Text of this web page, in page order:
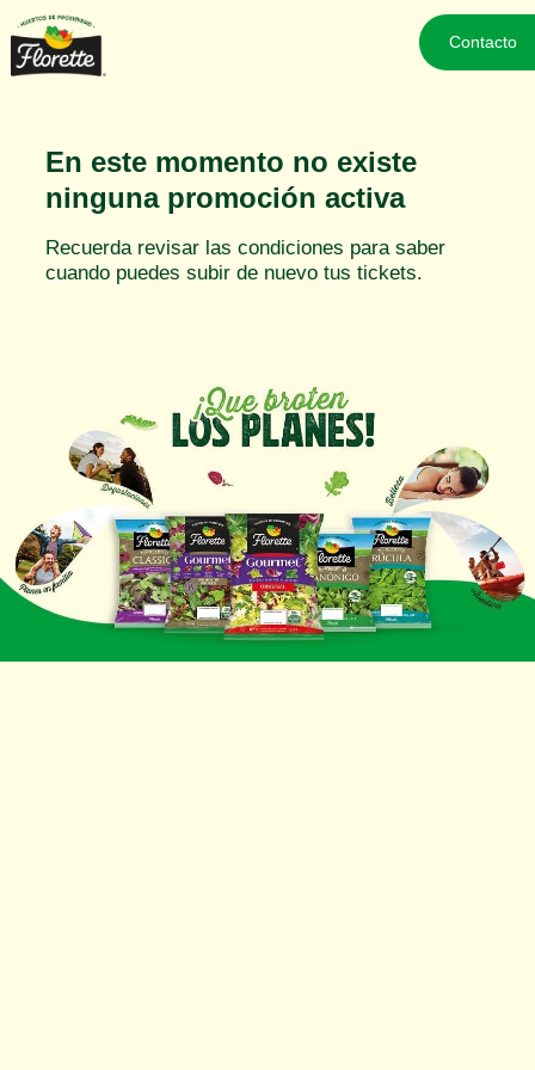
Contacto
En este momento no existe
ninguna promoción activa
Recuerda revisar las condiciones para saber
cuando puedes subir de nuevo tus tickets.